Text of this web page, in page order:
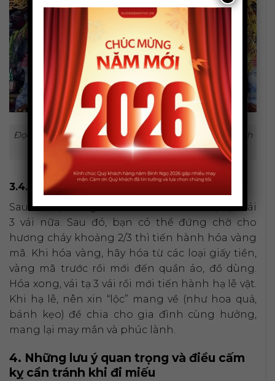
Đọc bài cúng miếu Thần linh rõ ràng, mạch lạc, thành
tâm.
3.4. Bước 4: Chờ nhang tàn và hạ lễ
Sau khi đọc xongbài khấn miếu thần linh, bạn vái
3 vái nữa. Sau đó, bạn có thể đứng chờ cho
hương cháy khoảng 2/3 thì tiến hành hóa vàng
mã. Khi hóa vàng, hãy hóa từ các loại giấy tiền,
vàng mã trước rồi mới đến quần áo, đồ dùng.
Hóa xong, vái tạ 3 vái rồi mới tiến hành hạ lễ vật.
Khi hạ lễ, nên xin “lộc” mang về (như hoa quả,
bánh kẹo) để chia cho gia đình cùng hưởng,
mang lại may mắn và phúc lành.
4. Những lưu ý quan trọng và điều cấm
kỵ cần tránh khi đi miếu